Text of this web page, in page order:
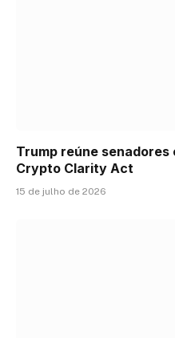
Trump reúne senadores
Crypto Clarity Act
15 de julho de 2026